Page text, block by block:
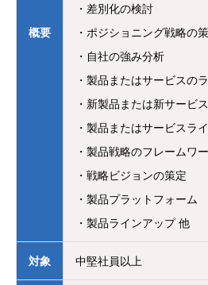
概要
・差別化の検討
・ポジショニング戦略の
・自社の強み分析
・製品またはサービスの
・新製品または新サービ
・製品またはサービスラ
・製品戦略のフレームワ
・戦略ビジョンの策定
・製品プラットフォーム
・製品ラインアップ 他
対象 中堅社員以上